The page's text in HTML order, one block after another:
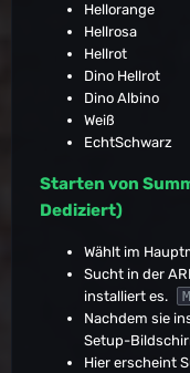
Hellorange
Hellrosa
Hellrot
Dino Hellrot
Dino Albino
Weiß
EchtSchwarz
Starten von
Dediziert)
Wählt im
Sucht in der
installiert es.
Nachdem sie
Setup-
Hier erscheint